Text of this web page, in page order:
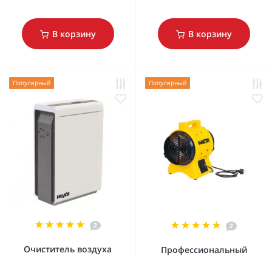
В корзину В корзину
Популярный
2
Очиститель воздуха
Популярный
2
Профессиональный